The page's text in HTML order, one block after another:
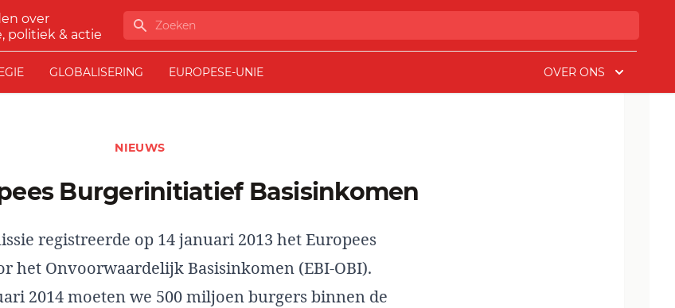
over
politiek & actie
Zoeken
GLOBALISERING EUROPESE-UNIE OVER ONS
NIEUWS
Burgerinitiatief Basisinkomen
registreerde op 14 januari 2013 het Europees
het Onvoorwaardelijk Basisinkomen (EBI-OBI).
2014 moeten we 500 miljoen burgers binnen de